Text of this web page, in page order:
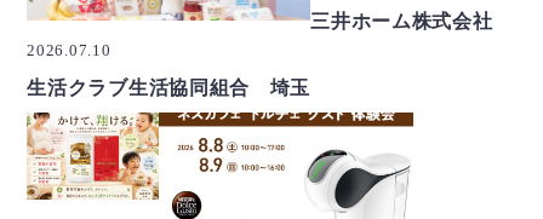
2026.07.10
生活クラブ生活協同組合 埼玉
三井ホーム株式会社